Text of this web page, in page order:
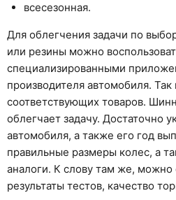
всесезонная.
Для облегчения задачи по
или резины можно
специализированными
производителя автомобиля.
соответствующих товаров.
облегчает задачу. Достаточно
автомобиля, а также его год
правильные размеры колес, а
аналоги. К слову там же, можно
результаты тестов, качество